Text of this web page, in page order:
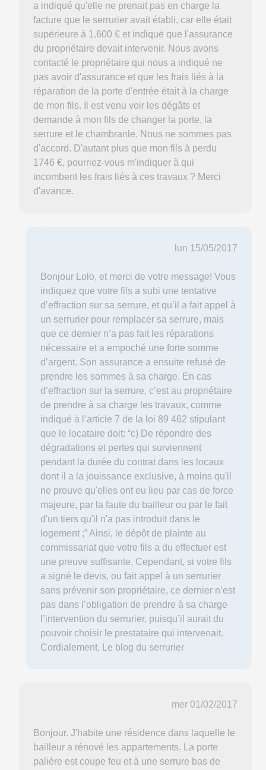
a indiqué qu'elle ne prenait pas en charge la
facture que le serrurier avait établi, car elle était
supérieure à 1.600 € et indiqué que l'assurance
du propriétaire devait intervenir. Nous avons
contacté le propriétaire qui nous a indiqué ne
pas avoir d'assurance et que les frais liés à la
réparation de la porte d'entrée était à la charge
de mon fils. Il est venu voir les dégâts et
demande à mon fils de changer la porte, la
serrure et le chambranle. Nous ne sommes pas
d'accord. D'autant plus que mon fils à perdu
1746 €, pourriez-vous m'indiquer à qui
incombent les frais liés à ces travaux ? Merci
d'avance.
lun 15/05/2017
Bonjour Lolo, et merci de votre message! Vous
indiquez que votre fils a subi une tentative
d’effraction sur sa serrure, et qu’il a fait appel à
un serrurier pour remplacer sa serrure, mais
que ce dernier n’a pas fait les réparations
nécessaire et a empoché une forte somme
d’argent. Son assurance a ensuite refusé de
prendre les sommes à sa charge. En cas
d’effraction sur la serrure, c’est au propriétaire
de prendre à sa charge les travaux, comme
indiqué à l’article 7 de la loi 89 462 stipulant
que le locataire doit: “c) De répondre des
dégradations et pertes qui surviennent
pendant la durée du contrat dans les locaux
dont il a la jouissance exclusive, à moins qu'il
ne prouve qu'elles ont eu lieu par cas de force
majeure, par la faute du bailleur ou par le fait
d'un tiers qu'il n'a pas introduit dans le
logement ;” Ainsi, le dépôt de plainte au
commissariat que votre fils a du effectuer est
une preuve suffisante. Cependant, si votre fils
a signé le devis, ou fait appel à un serrurier
sans prévenir son propriétaire, ce dernier n’est
pas dans l’obligation de prendre à sa charge
l’intervention du serrurier, puisqu’il aurait du
pouvoir choisir le prestataire qui intervenait.
Cordialement, Le blog du serrurier
mer 01/02/2017
Bonjour. J'habite une résidence dans laquelle le
bailleur a rénové les appartements. La porte
palière est coupe feu et à une serrure bas de